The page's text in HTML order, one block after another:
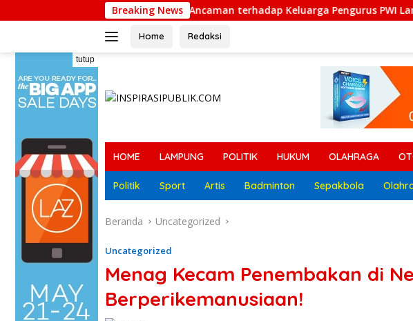
ke
Breaking News
Dugaan Ancaman terhadap Keluarga Pengurus PWI Lampung
Home Redaksi
tutup
HOME LAMPUNG POLITIK HUKUM OLAHRAGA
Politik Sport Artis Badminton Sepakbola
Beranda Uncategorized
Uncategorized
Menag Kecam Penembakan di
Berperikemanusiaan!